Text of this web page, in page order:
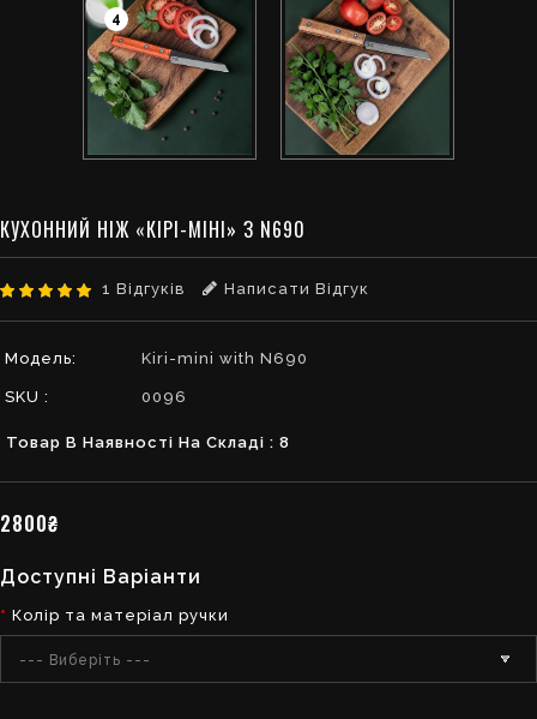
4
КУХОННИЙ НІЖ «КІРІ-МІНІ» З N690
1 Відгуків Написати Відгук
Модель: Kiri-mini with N690
SKU : 0096
Товар В Наявності На Складі : 8
2800₴
Доступні Варіанти
Колір та матеріал ручки
--- Виберіть ---